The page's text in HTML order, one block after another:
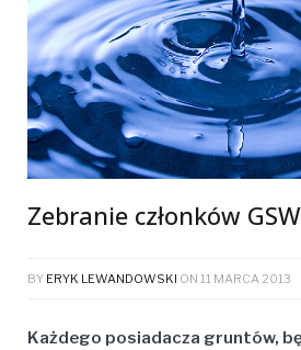
Zebranie członków GSW
BY ERYK LEWANDOWSKI ON 11 MARCA 2013
Każdego posiadacza gruntów,